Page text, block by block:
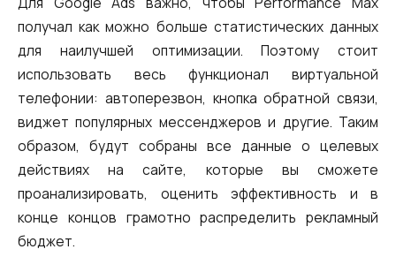
получал как можно больше статистических данных
для наилучшей оптимизации. Поэтому стоит
использовать весь функционал виртуальной
телефонии: автоперезвон, кнопка обратной связи,
виджет популярных мессенджеров и другие. Таким
образом, будут собраны все данные о целевых
действиях на сайте, которые вы сможете
проанализировать, оценить эффективность и в
конце концов грамотно распределить рекламный
бюджет.
Компания
E-mail
Партнер
Alternative:
Ваш номер телефона
+1
Alternative:
Ваш номер телефона
+1
Alternative:
Ваш номер телефона
+1
Alternative:
Бесплатная консультация
Номер для контакта